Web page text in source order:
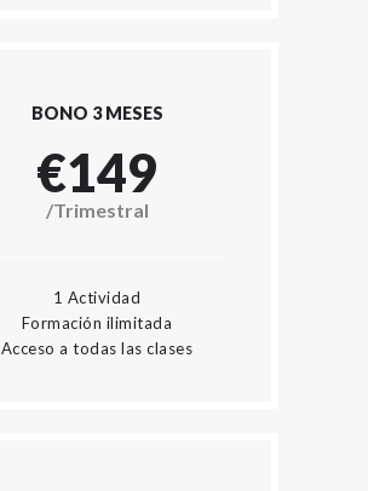
BONO 3 MESES
€149
/Trimestral
1 Actividad
Formación ilimitada
Acceso a todas las clases